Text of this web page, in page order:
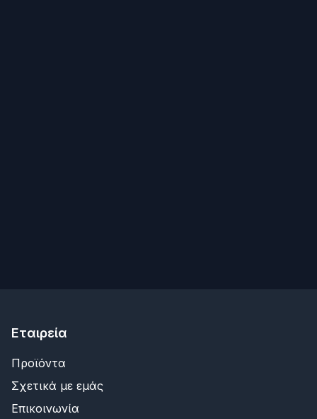
Εταιρεία
Προϊόντα
Σχετικά με εμάς
Επικοινωνία